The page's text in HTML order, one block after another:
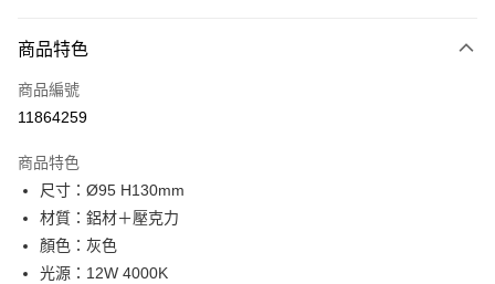
信用卡一次付款
LINE Pay
街口支付
悠遊付
Google Pay
商品特色
商品編號
11864259
商品特色
尺寸：Ø95 H130mm
材質：鋁材＋壓克力
顏色：灰色
光源：12W 4000K